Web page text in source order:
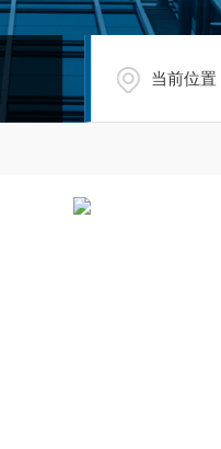
当前位置